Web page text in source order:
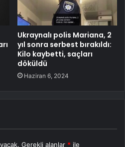
Ukraynalı polis Mariana, 2
yıl sonra serbest bırakıldı:
Kilo kaybetti, saçları
döküldü
Haziran 6, 2024
Gerekli alanlar * ile